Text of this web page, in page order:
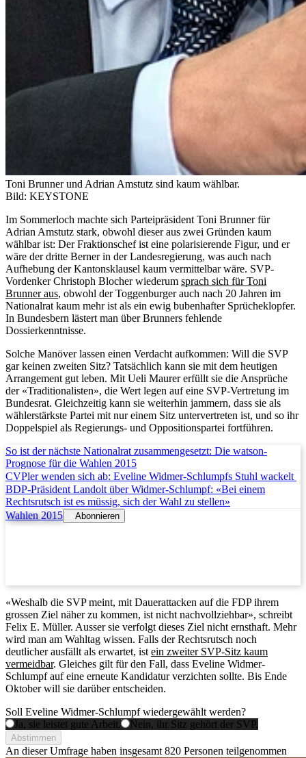
Toni Brunner und Adrian Amstutz sind kaum wählbar.
Bild: KEYSTONE
Im Sommerloch machte sich Parteipräsident Toni Brunner für
Adrian Amstutz stark, obwohl dieser aus zwei Gründen kaum
wählbar ist: Der Fraktionschef ist eine polarisierende Figur, und er
wäre der dritte Berner in der Landesregierung, was auch nach
Aufhebung der Kantonsklausel kaum vermittelbar wäre. SVP-
Vordenker Christoph Blocher wiederum sprach sich für Toni
Brunner aus, obwohl der Toggenburger auch nach 20 Jahren im
Nationalrat kaum mehr ist als ein ewig bubenhafter Sprücheklopfer.
In Bundesbern lästert man über Brunners fehlende
Dossierkenntnisse.
Solche Manöver lassen einen Verdacht aufkommen: Will die SVP
gar keinen zweiten Sitz? Tatsächlich kann sie mit dem heutigen
Arrangement gut leben. Mit Ueli Maurer erfüllt sie die Ansprüche
der «Traditionalisten», die Wert legen auf eine SVP-Vertretung im
Bundesrat. Gleichzeitig kann sie weiterhin jammern, dass sie als
wählerstärkste Partei mit nur einem Sitz untervertreten ist, und so ihr
Doppelspiel als Regierungs- und Oppositionspartei fortführen.
So ist der nächste Nationalrat zusammengesetzt: Die watson-
Prognose für die Wahlen 2015
CVPler wenden sich ab: Eveline Widmer-Schlumpfs Stuhl wackelt
BDP-Präsident Landolt über Widmer-Schlumpf: «Bei einem
Rechtsrutsch ist es müssig, sich der Wahl zu stellen»
Wahlen 2015
Abonnieren
«Weshalb die SVP meint, mit Dauerattacken auf die FDP ihrem
grossen Ziel näher zu kommen, ist nicht nachvollziehbar», schreibt
Felix E. Müller. Ausser sie verfolgt dieses Ziel nicht ernsthaft. Mehr
wird man am Wahltag wissen. Falls der Rechtsrutsch noch
deutlicher ausfällt als erwartet, istein zweiter SVP-Sitz kaum
vermeidbar. Gleiches gilt für den Fall, dass Eveline Widmer-
Schlumpf auf eine erneute Kandidatur verzichten sollte. Bis Ende
Oktober will sie darüber entscheiden.
Soll Eveline Widmer-Schlumpf wiedergewählt werden?
Ja, sie leistet gute Arbeit.
Nein, ihr Sitz gehört der SVP.
Abstimmen
An dieser Umfrage haben insgesamt820 Personen teilgenommen